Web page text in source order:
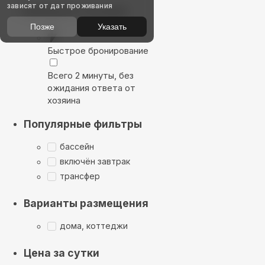
Выбирайте лучшее
Быстрое бронирование
Всего 2 минуты, без
ожидания ответа от
хозяина
Популярные фильтры
бассейн
включён завтрак
трансфер
Варианты размещения
дома, коттеджи
Цена за сутки
зависят от дат проживания
Позже Указать